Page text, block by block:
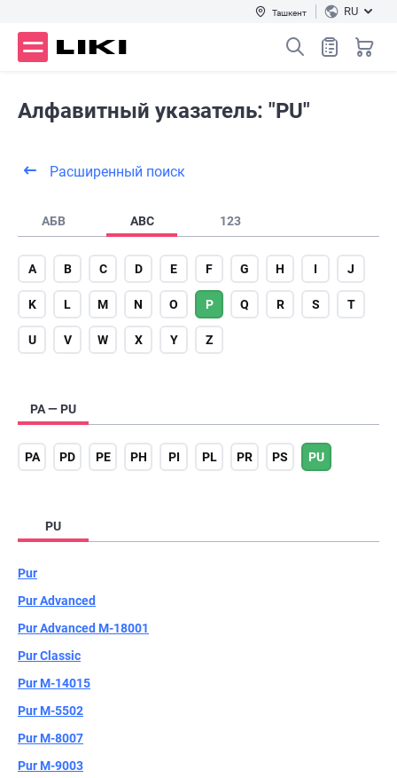
Ташкент RU
Алфавитный указатель: "PU"
Расширенный поиск
АБВ ABC 123
A B C D E F G H I J
K L M N O P Q R S T
U V W X Y Z
PA — PU
PA PD PE PH PI PL PR PS PU
PU
Pur
Pur Advanced
Pur Advanced М-18001
Pur Classic
Pur М-14015
Pur М-5502
Pur М-8007
Pur М-9003